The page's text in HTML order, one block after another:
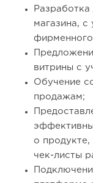
магазина,
витрины с
Обучение
продажам;
о
чек-листы